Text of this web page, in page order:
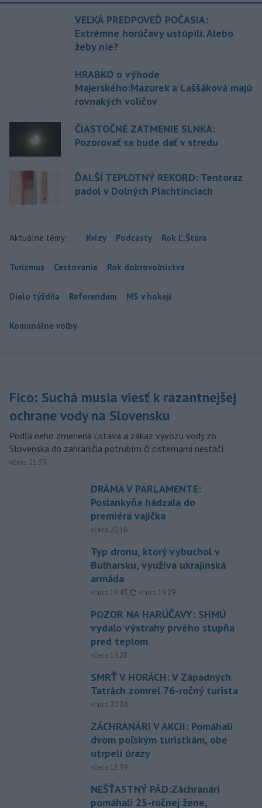
VEĽKÁ PREDPOVEĎ POČASIA:
Extrémne horúčavy ustúpili. Alebo
žeby nie?
HRABKO o výhode
Majerského:Mazurek a Laššáková majú
rovnakých voličov
ČIASTOČNÉ ZATMENIE SLNKA:
Pozorovať sa bude dať v stredu
ĎALŠÍ TEPLOTNÝ REKORD: Tentoraz
padol v Dolných Plachtinciach
Aktuálne témy: Kvízy Podcasty Rok Ľ.Štúra
Turizmus Cestovanie Rok dobrovoľníctva
Dielo týždňa Referendum MS v hokeji
Komunálne voľby
Fico: Suchá musia viesť k razantnejšej
ochrane vody na Slovensku
Podľa neho zmenená ústava a zákaz vývozu vody zo
Slovenska do zahraničia potrubím či cisternami nestačí.
včera 21:39
DRÁMA V PARLAMENTE:
Poslankyňa hádzala do
premiéra vajíčka
včera 20:16
Typ dronu, ktorý vybuchol v
Bulharsku, využíva ukrajinská
armáda
včera 18:43, aktualizované
včera 19:29
POZOR NA HARÚČAVY: SHMÚ
vydalo výstrahy prvého stupňa
pred teplom
včera 19:28
SMRŤ V HORÁCH: V Západných
Tatrách zomrel 76-ročný turista
včera 20:04
ZÁCHRANÁRI V AKCII: Pomáhali
dvom poľským turistkám, obe
utrpeli úrazy
včera 18:39
NEŠŤASTNÝ PÁD:Záchranári
pomáhali 25-ročnej žene,